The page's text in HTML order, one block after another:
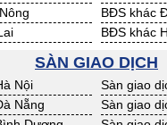
BĐS khác
BĐS khác
Thuận
BĐS khác
Bình
BĐS khác
Ngãi
BĐS khác
SÀN GIAO DỊCH
Nội
Sàn giao
Nẵng
Sàn giao